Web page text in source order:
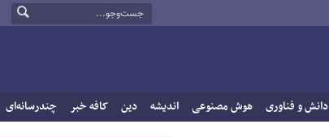
دانش و فناوری هوش مصنوعی اندیشه دین کافه خبر چندرسانه‌ای